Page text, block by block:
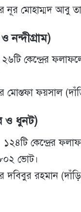
নূর মোহাম্মদ আবু
নন্দীগ্রাম)
২৬টি কেন্দ্রের
মোস্তফা ফয়সাল
ও ধুনট)
১২৪টি কেন্দ্রের
ভোট।
দবিবুর রহমান